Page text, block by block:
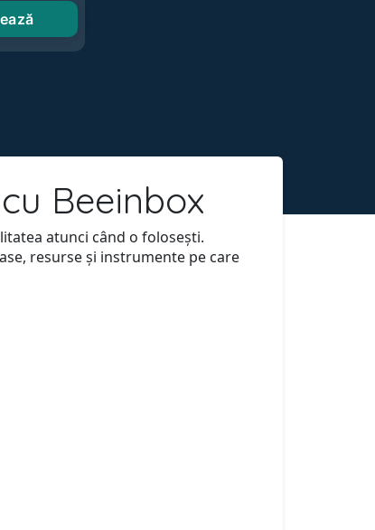
Beeinbox
atunci când o folosești.
resurse și instrumente pe care